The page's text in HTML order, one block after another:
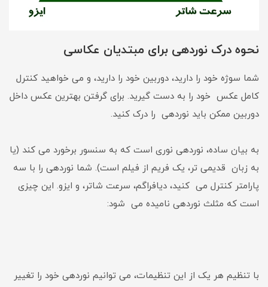
نحوه درک نوردهی برای مبتدیان عکاسی
شما سوژه خود را دارید، دوربین خود را دارید، و می خواهید کنترل
کامل عکس خود را به دست گیرید. برای گرفتن بهترین عکس داخل
دوربین ممکن باید نوردهی را درک کنید.
به بیان ساده، نوردهی نوری است که به سنسور برخورد می کند (یا
به زبان قدیمی تر، یک فریم از فیلم است). شما نوردهی را با سه
پارامتر کنترل می کنید، دیافراگم، سرعت شاتر، و ایزو. این چیزی
است که مثلث نوردهی نامیده می شود:
با تنظیم هر یک از این تنظیمات، می توانیم نوردهی خود را تغییر